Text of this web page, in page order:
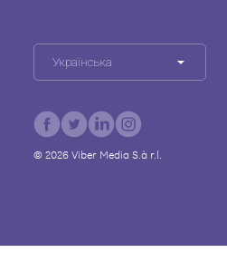
Українська
© 2026Viber Media S.à r.l.